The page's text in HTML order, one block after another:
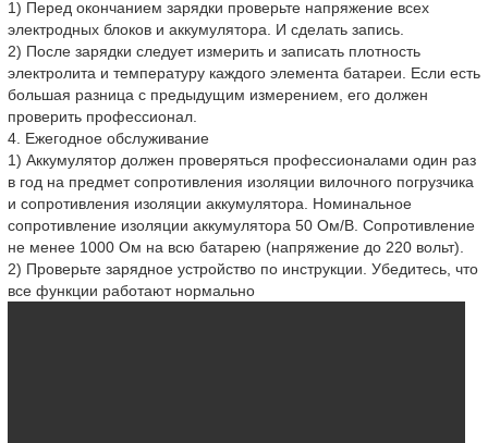
1) Перед окончанием зарядки проверьте напряжение всех
электродных блоков и аккумулятора. И сделать запись.
2) После зарядки следует измерить и записать плотность
электролита и температуру каждого элемента батареи. Если есть
большая разница с предыдущим измерением, его должен
проверить профессионал.
4. Ежегодное обслуживание
1) Аккумулятор должен проверяться профессионалами один раз
в год на предмет сопротивления изоляции вилочного погрузчика
и сопротивления изоляции аккумулятора. Номинальное
сопротивление изоляции аккумулятора 50 Ом/В. Сопротивление
не менее 1000 Ом на всю батарею (напряжение до 220 вольт).
2) Проверьте зарядное устройство по инструкции. Убедитесь, что
все функции работают нормально